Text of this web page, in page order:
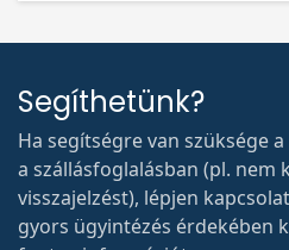
Segíthetünk?
Ha segítségre van szüksége
a szállásfoglalásban (pl. nem
visszajelzést), lépjen
gyors ügyintézés érdekében